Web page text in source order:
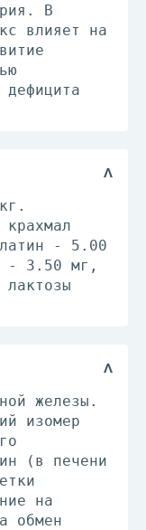
В
влияет на
дефицита
крахмал
- 5.00
- 3.50 мг,
железы.
изомер
(в печени
на
обмен